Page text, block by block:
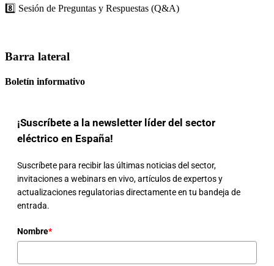
8️⃣ Sesión de Preguntas y Respuestas (Q&A)
Barra lateral
Boletín informativo
¡Suscríbete a la newsletter líder del sector
eléctrico en España!
Suscríbete para recibir las últimas noticias del sector,
invitaciones a webinars en vivo, artículos de expertos y
actualizaciones regulatorias directamente en tu bandeja de
entrada.
Nombre*